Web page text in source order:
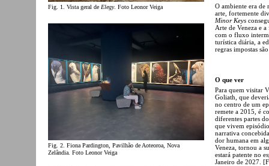
Fig. 1. Vista geral de Elegy. Foto Leonor Veiga
Fig. 2. Fiona Pardington, Pavilhão de Aoteoroa, Nova
Zelândia. Foto Leonor Veiga
O ambiente era de
arte, fortemente
Minor Keys
Arte de Veneza e
com o fluxo
turística diária, a
regras impostas
O que ver
Para quem visitar
Goliath, que
no centro de um
remete a 2015, é
diferentes partes
que vivem
narrativa
dor humana em
Veneza, tornou a
estará patente no
Janeiro de 2027.